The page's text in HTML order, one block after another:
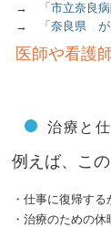
→
「市立奈良
→
「奈良県
医師や看護
治療と
例えば、こ
・仕事に復帰す
・治療のための